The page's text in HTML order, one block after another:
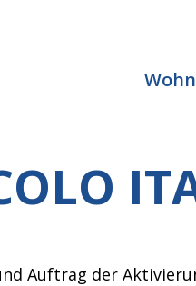
Auftrag der